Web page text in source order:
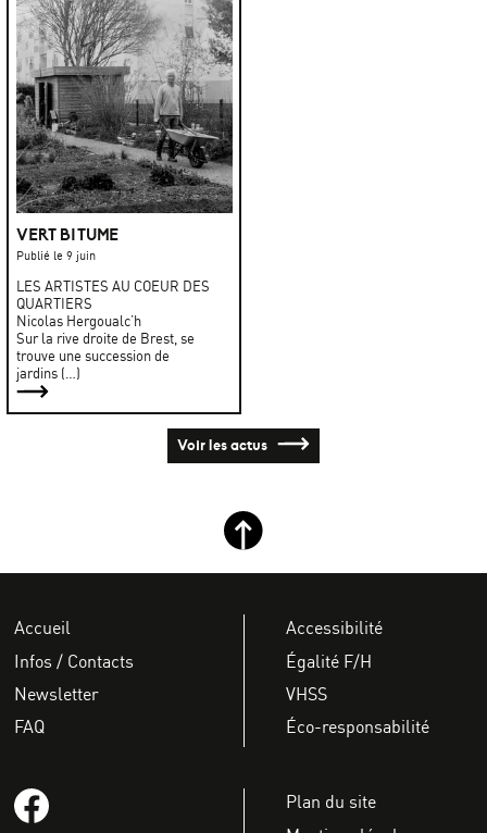
VERT BITUME
Publié le 9 juin
LES ARTISTES AU COEUR DES
QUARTIERS
Nicolas Hergoualc’h
Sur la rive droite de Brest, se
trouve une succession de
jardins (…)
Voir les actus
Retour haut de page
Accueil
Infos / Contacts
Newsletter
FAQ
Accessibilité
Égalité F/H
VHSS
Éco-responsabilité
Plan du site
Suivez-nous sur Facebook